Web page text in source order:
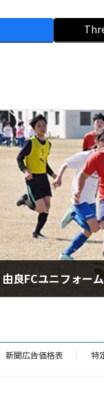
由良FCユニフォー
新聞広告価格表 特